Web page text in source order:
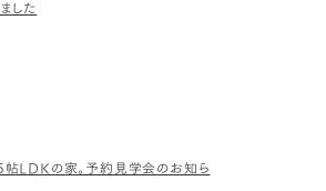
した
帖LDKの家。予約見学会のお知ら